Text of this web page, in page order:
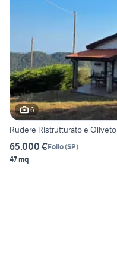
6
Rudere Ristrutturato e Oliveto
65.000 €Follo(SP)
47 mq